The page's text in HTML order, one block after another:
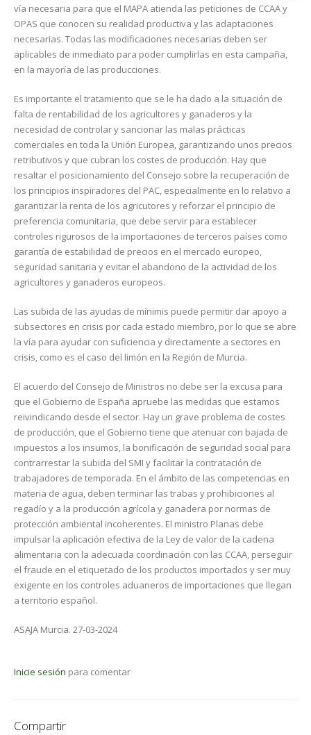
vía necesaria para que el MAPA atienda las peticiones de CCAA y
OPAS que conocen su realidad productiva y las adaptaciones
necesarias. Todas las modificaciones necesarias deben ser
aplicables de inmediato para poder cumplirlas en esta campaña,
en la mayoría de las producciones.
Es importante el tratamiento que se le ha dado a la situación de
falta de rentabilidad de los agricultores y ganaderos y la
necesidad de controlar y sancionar las malas prácticas
comerciales en toda la Unión Europea, garantizando unos precios
retributivos y que cubran los costes de producción. Hay que
resaltar el posicionamiento del Consejo sobre la recuperación de
los principios inspiradores del PAC, especialmente en lo relativo a
garantizar la renta de los agricutores y reforzar el principio de
preferencia comunitaria, que debe servir para establecer
controles rigurosos de la importaciones de terceros países como
garantía de estabilidad de precios en el mercado europeo,
seguridad sanitaria y evitar el abandono de la actividad de los
agricultores y ganaderos europeos.
Las subida de las ayudas de mínimis puede permitir dar apoyo a
subsectores en crisis por cada estado miembro, por lo que se abre
la vía para ayudar con suficiencia y directamente a sectores en
crisis, como es el caso del limón en la Región de Murcia.
El acuerdo del Consejo de Ministros no debe ser la excusa para
que el Gobierno de España apruebe las medidas que estamos
reivindicando desde el sector. Hay un grave problema de costes
de producción, que el Gobierno tiene que atenuar con bajada de
impuestos a los insumos, la bonificación de seguridad social para
contrarrestar la subida del SMI y facilitar la contratación de
trabajadores de temporada. En el ámbito de las competencias en
materia de agua, deben terminar las trabas y prohibiciones al
regadío y a la producción agrícola y ganadera por normas de
protección ambiental incoherentes. El ministro Planas debe
impulsar la aplicación efectiva de la Ley de valor de la cadena
alimentaria con la adecuada coordinación con las CCAA, perseguir
el fraude en el etiquetado de los productos importados y ser muy
exigente en los controles aduaneros de importaciones que llegan
a territorio español.
ASAJA Murcia. 27-03-2024
Inicie sesión para comentar
Compartir